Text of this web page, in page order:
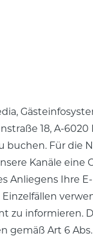
18, A-
Für
Kanäle
Ihre
informieren.
Art 6